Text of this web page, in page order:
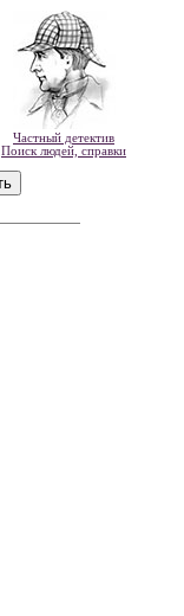
Частный детектив
Поиск людей, справки